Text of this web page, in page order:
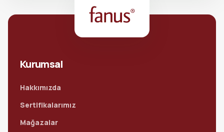
Kurumsal
Hakkımızda
Sertifikalarımız
Mağazalar